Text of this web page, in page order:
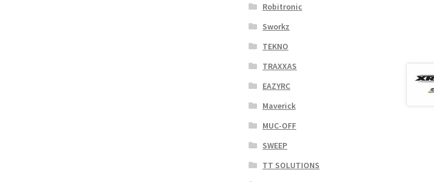
Robitronic
Sworkz
TEKNO
TRAXXAS
EAZYRC
Maverick
MUC-OFF
SWEEP
TT SOLUTIONS